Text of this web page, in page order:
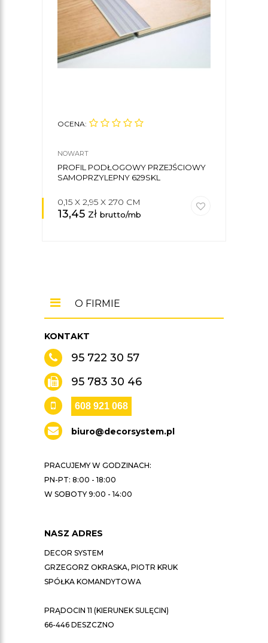
OCENA:
NOWART
PROFIL PODŁOGOWY PRZEJŚCIOWY
SAMOPRZYLEPNY 629SKL
0,15 X 2,95 X 270 CM
13,45 zł brutto/mb
KONTAKT
95 722 30 57
95 783 30 46
608 921 068
biuro@decorsystem.pl
PRACUJEMY W GODZINACH:
PN-PT: 8:00 - 18:00
W SOBOTY 9:00 - 14:00
NASZ ADRES
DECOR SYSTEM
GRZEGORZ OKRASKA, PIOTR KRUK
SPÓŁKA KOMANDYTOWA
PRĄDOCIN 11 (KIERUNEK SULĘCIN)
66-446 DESZCZNO
O FIRMIE